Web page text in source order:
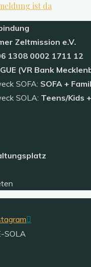
ist da
Zeltmission e.V.
1308 0002 1711 12
(VR Bank
SOFA: SOFA +
SOLA: Teens/Kids
SOLA